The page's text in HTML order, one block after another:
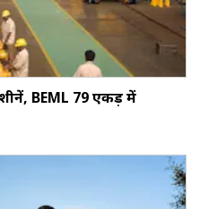
BEML 79 एकड़ में